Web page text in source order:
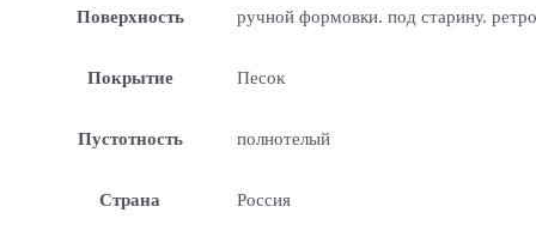
Поверхность ручной формовки. под старину. ретро
Покрытие Песок
Пустотность полнотелый
Страна Россия